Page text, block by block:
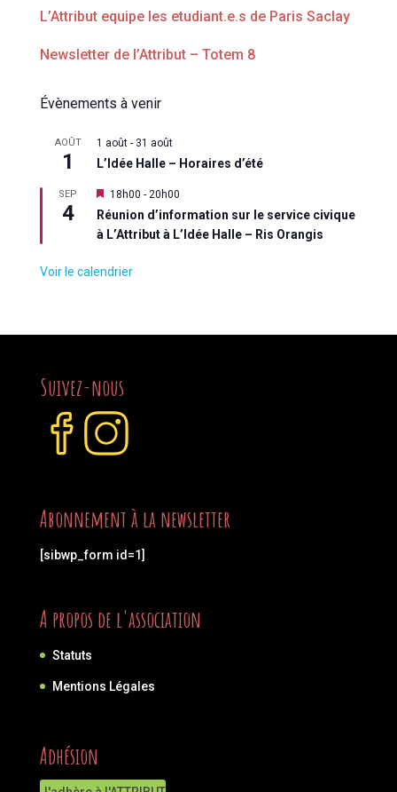
L’Attribut equipe les etudiant.e.s de Paris Saclay
Newsletter de l’Attribut – Totem 8
Évènements à venir
AOÛT
1
1 août- 31 août
L’Idée Halle – Horaires d’été
SEP
4
M
i
s
e
a
v
18h00 - 20h00
Réunion d’information sur le service civique
à L’Attribut à L’Idée Halle – Ris Orangis
Voir le calendrier
Suivez-nous
Abonnement à la newsletter
[sibwp_form id=1]
A propos de l'association
Statuts
Mentions Légales
Adhésion